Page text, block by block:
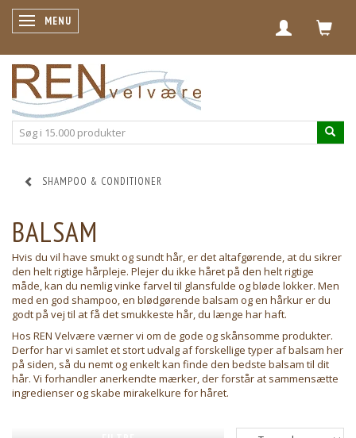
SKIFTE NAVIGATION
MENU
SHAMPOO & CONDITIONER
BALSAM
Hvis du vil have smukt og sundt hår, er det altafgørende, at du sikrer
den helt rigtige hårpleje. Plejer du ikke håret på den helt rigtige
måde, kan du nemlig vinke farvel til glansfulde og bløde lokker. Men
med en god shampoo, en blødgørende balsam og en hårkur er du
godt på vej til at få det smukkeste hår, du længe har haft.
Hos REN Velvære værner vi om de gode og skånsomme produkter.
Derfor har vi samlet et stort udvalg af forskellige typer af balsam her
på siden, så du nemt og enkelt kan finde den bedste balsam til dit
hår. Vi forhandler anerkendte mærker, der forstår at sammensætte
ingredienser og skabe mirakelkure for håret.